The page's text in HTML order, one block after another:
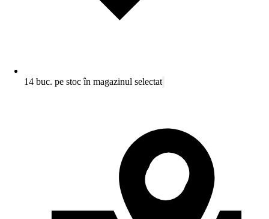
14 buc. pe stoc în magazinul selectat